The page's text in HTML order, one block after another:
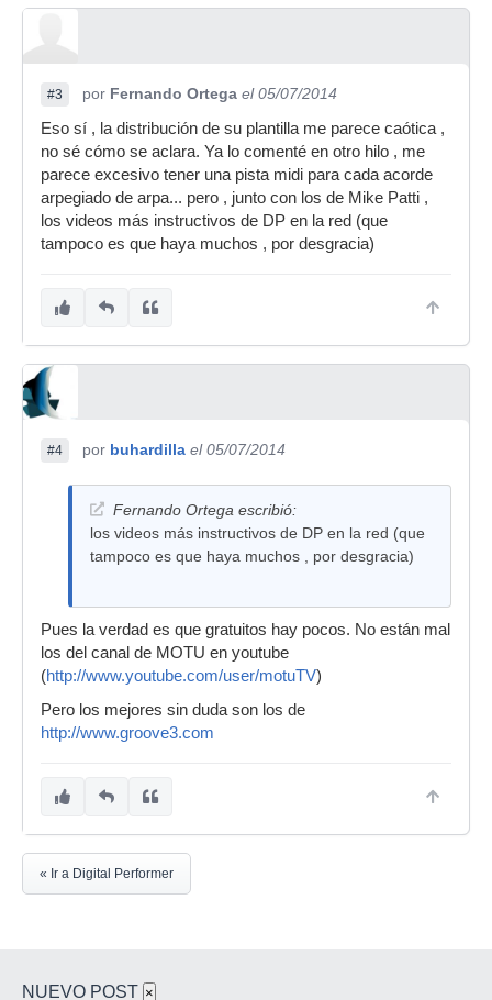
#3 por Fernando Ortega el 05/07/2014
Eso sí , la distribución de su plantilla me parece caótica ,
no sé cómo se aclara. Ya lo comenté en otro hilo , me
parece excesivo tener una pista midi para cada acorde
arpegiado de arpa... pero , junto con los de Mike Patti ,
los videos más instructivos de DP en la red (que
tampoco es que haya muchos , por desgracia)
#4 por buhardilla el 05/07/2014
Fernando Ortega escribió:
los videos más instructivos de DP en la red (que
tampoco es que haya muchos , por desgracia)
Pues la verdad es que gratuitos hay pocos. No están mal
los del canal de MOTU en youtube
(http://www.youtube.com/user/motuTV)
Pero los mejores sin duda son los de
http://www.groove3.com
« Ir a Digital Performer
NUEVO POST ×